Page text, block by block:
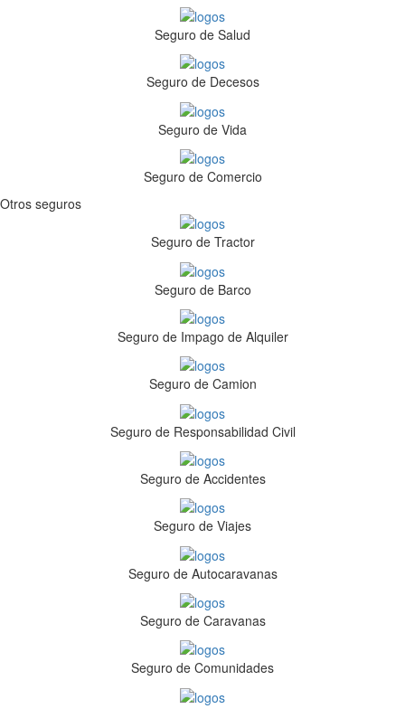
Seguro de Salud
Seguro de Decesos
Seguro de Vida
Seguro de Comercio
Otros seguros
Seguro de Tractor
Seguro de Barco
Seguro de Impago de Alquiler
Seguro de Camion
Seguro de Responsabilidad Civil
Seguro de Accidentes
Seguro de Viajes
Seguro de Autocaravanas
Seguro de Caravanas
Seguro de Comunidades